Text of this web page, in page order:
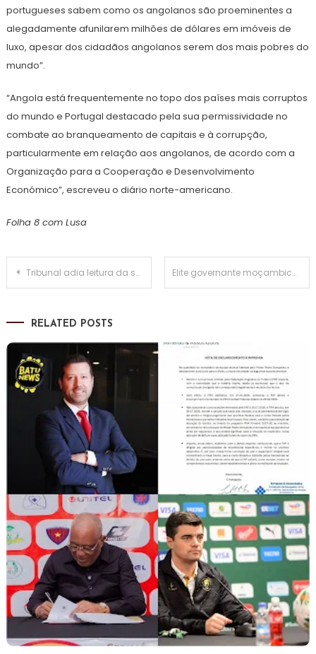
portugueses sabem como os angolanos são proeminentes a
alegadamente afunilarem milhões de dólares em imóveis de
luxo, apesar dos cidadãos angolanos serem dos mais pobres do
mundo”.
“Angola está frequentemente no topo dos países mais corruptos
do mundo e Portugal destacado pela sua permissividade no
combate ao branqueamento de capitais e à corrupção,
particularmente em relação aos angolanos, de acordo com a
Organização para a Cooperação e Desenvolvimento
Económico”, escreveu o diário norte-americano.
Folha 8 com Lusa
Navegação
Tribunal adia leitura da sentença de jornalista angolano Elite governante moçambicana investiu fundos públicos na África do Sul – investigação
RELATED POSTS